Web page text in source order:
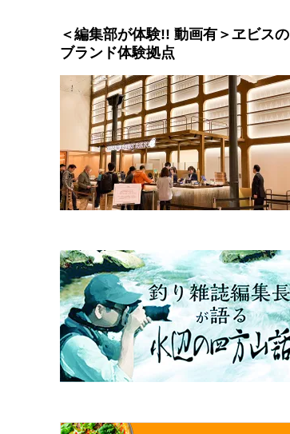
＜編集部が体験!! 動画有＞ヱビスの
ブランド体験拠点